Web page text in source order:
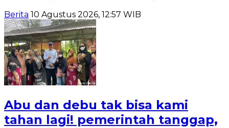
Berita 10 Agustus 2026, 12:57 WIB
Abu dan debu tak bisa kami
tahan lagi! pemerintah tanggap,